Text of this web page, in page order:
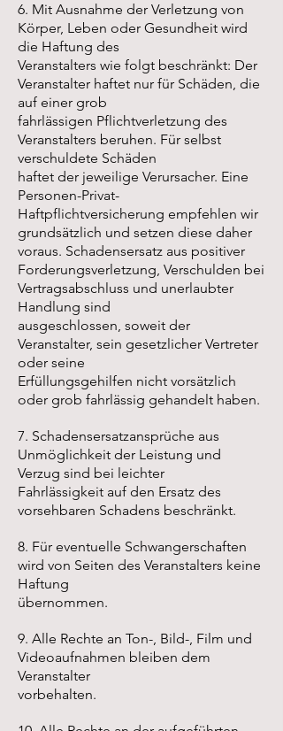
6. Mit Ausnahme der Verletzung von
Körper, Leben oder Gesundheit wird
die Haftung des
Veranstalters wie folgt beschränkt: Der
Veranstalter haftet nur für Schäden, die
auf einer grob
fahrlässigen Pflichtverletzung des
Veranstalters beruhen. Für selbst
verschuldete Schäden
haftet der jeweilige Verursacher. Eine
Personen-Privat-
Haftpflichtversicherung empfehlen wir
grundsätzlich und setzen diese daher
voraus. Schadensersatz aus positiver
Forderungsverletzung, Verschulden bei
Vertragsabschluss und unerlaubter
Handlung sind
ausgeschlossen, soweit der
Veranstalter, sein gesetzlicher Vertreter
oder seine
Erfüllungsgehilfen nicht vorsätzlich
oder grob fahrlässig gehandelt haben.
7. Schadensersatzansprüche aus
Unmöglichkeit der Leistung und
Verzug sind bei leichter
Fahrlässigkeit auf den Ersatz des
vorsehbaren Schadens beschränkt.
8. Für eventuelle Schwangerschaften
wird von Seiten des Veranstalters keine
Haftung
übernommen.
9. Alle Rechte an Ton-, Bild-, Film und
Videoaufnahmen bleiben dem
Veranstalter
vorbehalten.